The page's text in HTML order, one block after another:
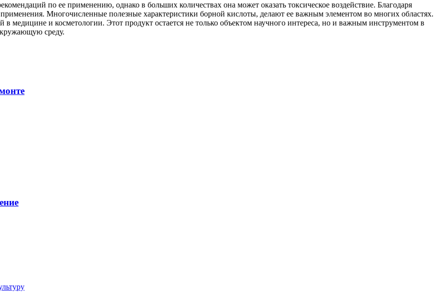
по ее применению, однако в больших количествах она может оказать токсическое воздействие. Благодаря
Многочисленные полезные характеристики борной кислоты, делают ее важным элементом во многих областях.
медицине и косметологии. Этот продукт остается не только объектом научного интереса, но и важным инструментом в
среду.